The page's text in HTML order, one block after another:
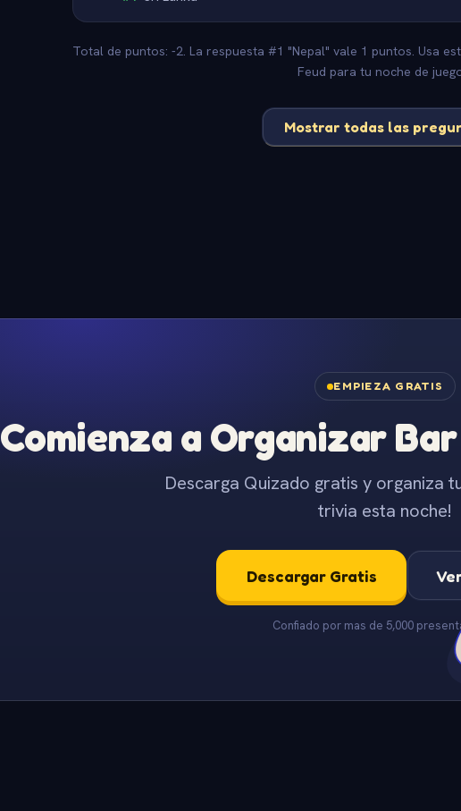
Total de puntos: -2. La respuesta #1 "Nepal" vale 1 puntos. Usa
Feud para tu noche de
Mostrar todas las
EMPIEZA GRATIS
Comienza a Organizar
Descarga Quizado gratis y organiza
trivia esta noche!
Descargar Gratis
Confiado por mas de 5,000